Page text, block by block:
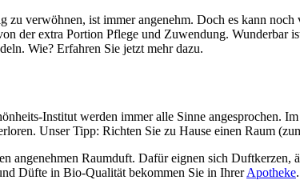
zu verwöhnen, ist immer angenehm. Doch es kann
der extra Portion Pflege und Zuwendung.
Wie? Erfahren Sie jetzt mehr dazu.
Institut werden immer alle Sinne angesprochen.
Unser Tipp: Richten Sie zu Hause einen Raum
angenehmen Raumduft. Dafür eignen sich
Düfte in Bio-Qualität bekommen Sie in IhrerApotheke.